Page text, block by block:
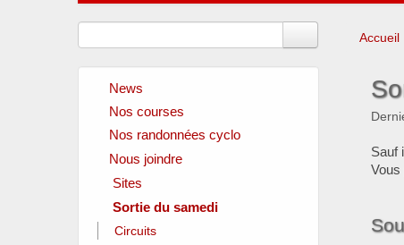
Accueil
Sauf
Vous
News
Nos courses
Nos randonnées cyclo
Nous joindre
Sites
Clubs amis
Fédérations officielles
Sortie du samedi
Circuits